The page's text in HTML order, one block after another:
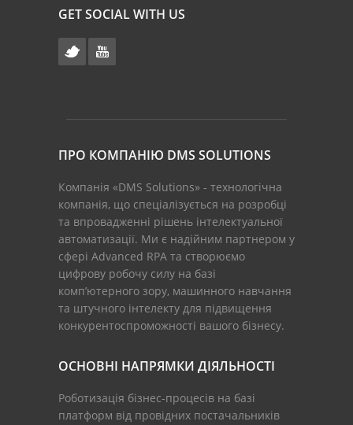
GET SOCIAL WITH US
ПРО КОМПАНІЮ DMS SOLUTIONS
Компанія «DMS Solutions» - технологічна
компанія, що спеціалізується на розробці
та впровадженні рішень інтелектуальної
автоматизації. Ми є надійним партнером у
сфері Advanced RPA та створюємо
цифрову робочу силу на базі
комп’ютерного зору, машинного навчання
та штучного інтелекту для підвищення
конкурентоспроможності вашого бізнесу.
ОСНОВНІ НАПРЯМКИ ДІЯЛЬНОСТІ
Роботизація бізнес-процесів на базі
платформ від провідних постачальників